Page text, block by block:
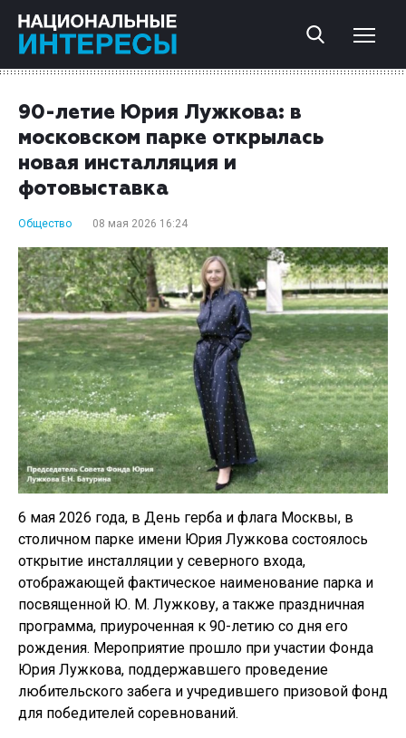
90-летие Юрия Лужкова: в
московском парке открылась
новая инсталляция и
фотовыставка
Общество 08 мая 2026 16:24
6 мая 2026 года, в День герба и флага Москвы, в
столичном парке имени Юрия Лужкова состоялось
открытие инсталляции у северного входа,
отображающей фактическое наименование парка и
посвященной Ю. М. Лужкову, а также праздничная
программа, приуроченная к 90-летию со дня его
рождения. Мероприятие прошло при участии Фонда
Юрия Лужкова, поддержавшего проведение
любительского забега и учредившего призовой фонд
для победителей соревнований.